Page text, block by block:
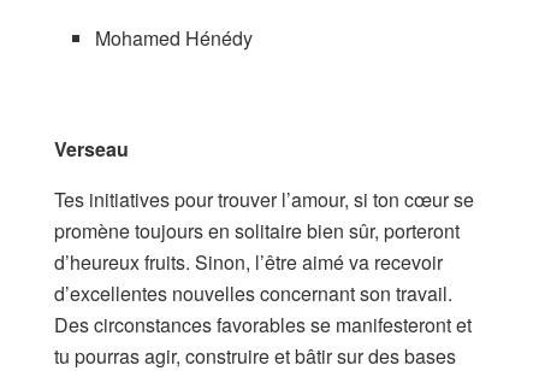
Mohamed Hénédy
Verseau
Tes initiatives pour trouver l’amour, si ton cœur se
promène toujours en solitaire bien sûr, porteront
d’heureux fruits. Sinon, l’être aimé va recevoir
d’excellentes nouvelles concernant son travail.
Des circonstances favorables se manifesteront et
tu pourras agir, construire et bâtir sur des bases